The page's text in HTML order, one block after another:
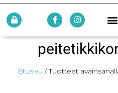
Etusivu / Tuotteet